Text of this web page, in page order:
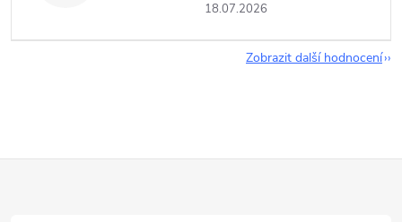
18.07.2026
Zobrazit další hodnocení